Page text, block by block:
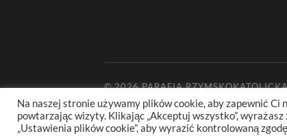
© 2026PARAFIA
Na naszej stronie używamy plików cookie, aby zapewnić
powtarzając wizyty. Klikając „Akceptuj wszystko”,
„Ustawienia plików cookie”, aby wyrazić kontrolowaną